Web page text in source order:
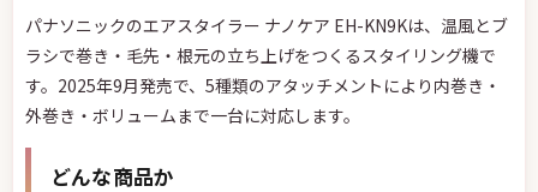
パナソニックのエアスタイラー ナノケア EH-KN9Kは、温風とブ
ラシで巻き・毛先・根元の立ち上げをつくるスタイリング機で
す。2025年9月発売で、5種類のアタッチメントにより内巻き・
外巻き・ボリュームまで一台に対応します。
どんな商品か